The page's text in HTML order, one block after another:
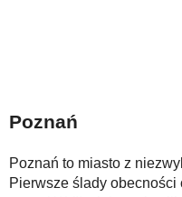
Ciekawe książki
Stop samotności
Z internetem za pan brat
Poznań
Poznań to miasto z
Pierwsze ślady obecności